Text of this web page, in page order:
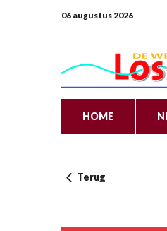
06 augustus 2026
HOME
Terug